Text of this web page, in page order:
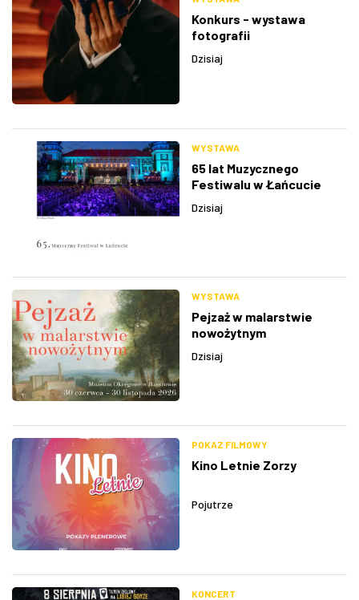
Konkurs - wystawa
fotografii
Dzisiaj
WYSTAWA
65 lat Muzycznego
Festiwalu w Łańcucie
Dzisiaj
WYSTAWA
Pejzaż w malarstwie
nowożytnym
Dzisiaj
POKAZ FILMOWY
Kino Letnie Zorzy
Pojutrze
KONCERT